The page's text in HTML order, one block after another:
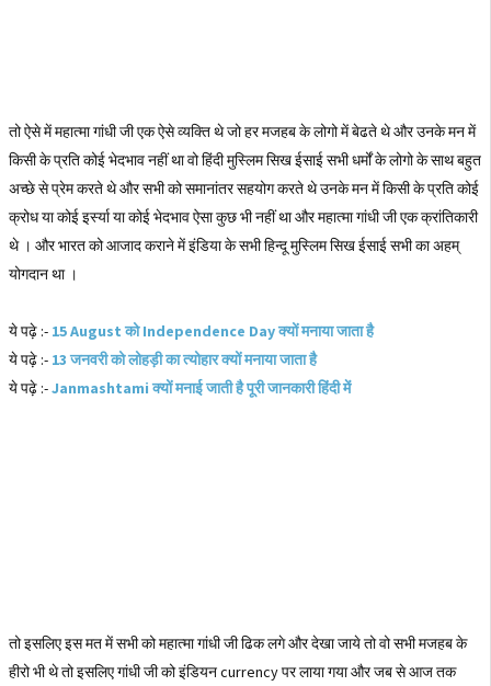
तो ऐसे में महात्मा गांधी जी एक ऐसे व्यक्ति थे जो हर मजहब के लोगो में बेढते थे और उनके मन में
किसी के प्रति कोई भेदभाव नहीं था वो हिंदी मुस्लिम सिख ईसाई सभी धर्मों के लोगो के साथ बहुत
अच्छे से प्रेम करते थे और सभी को समानांतर सहयोग करते थे उनके मन में किसी के प्रति कोई
क्रोध या कोई इर्स्या या कोई भेदभाव ऐसा कुछ भी नहीं था और महात्मा गांधी जी एक क्रांतिकारी
थे । और भारत को आजाद कराने में इंडिया के सभी हिन्दू मुस्लिम सिख ईसाई सभी का अहम्
योगदान था ।
ये पढ़े :- 15 August को Independence Day क्यों मनाया जाता है
ये पढ़े :- 13 जनवरी को लोहड़ी का त्योहार क्यों मनाया जाता है
ये पढ़े :-Janmashtami क्यों मनाई जाती है पूरी जानकारी हिंदी में
तो इसलिए इस मत में सभी को महात्मा गांधी जी ढिक लगे और देखा जाये तो वो सभी मजहब के
हीरो भी थे तो इसलिए गांधी जी को इंडियन currency पर लाया गया और जब से आज तक